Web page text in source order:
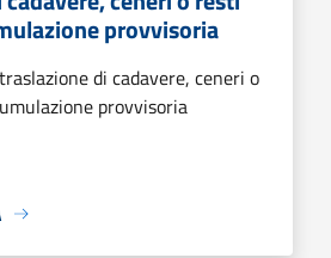
provvisoria
di cadavere, ceneri o
provvisoria